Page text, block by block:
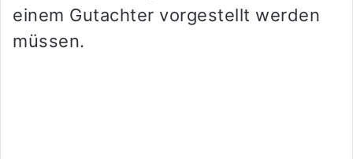
einem Gutachter vorgestellt werden
müssen.